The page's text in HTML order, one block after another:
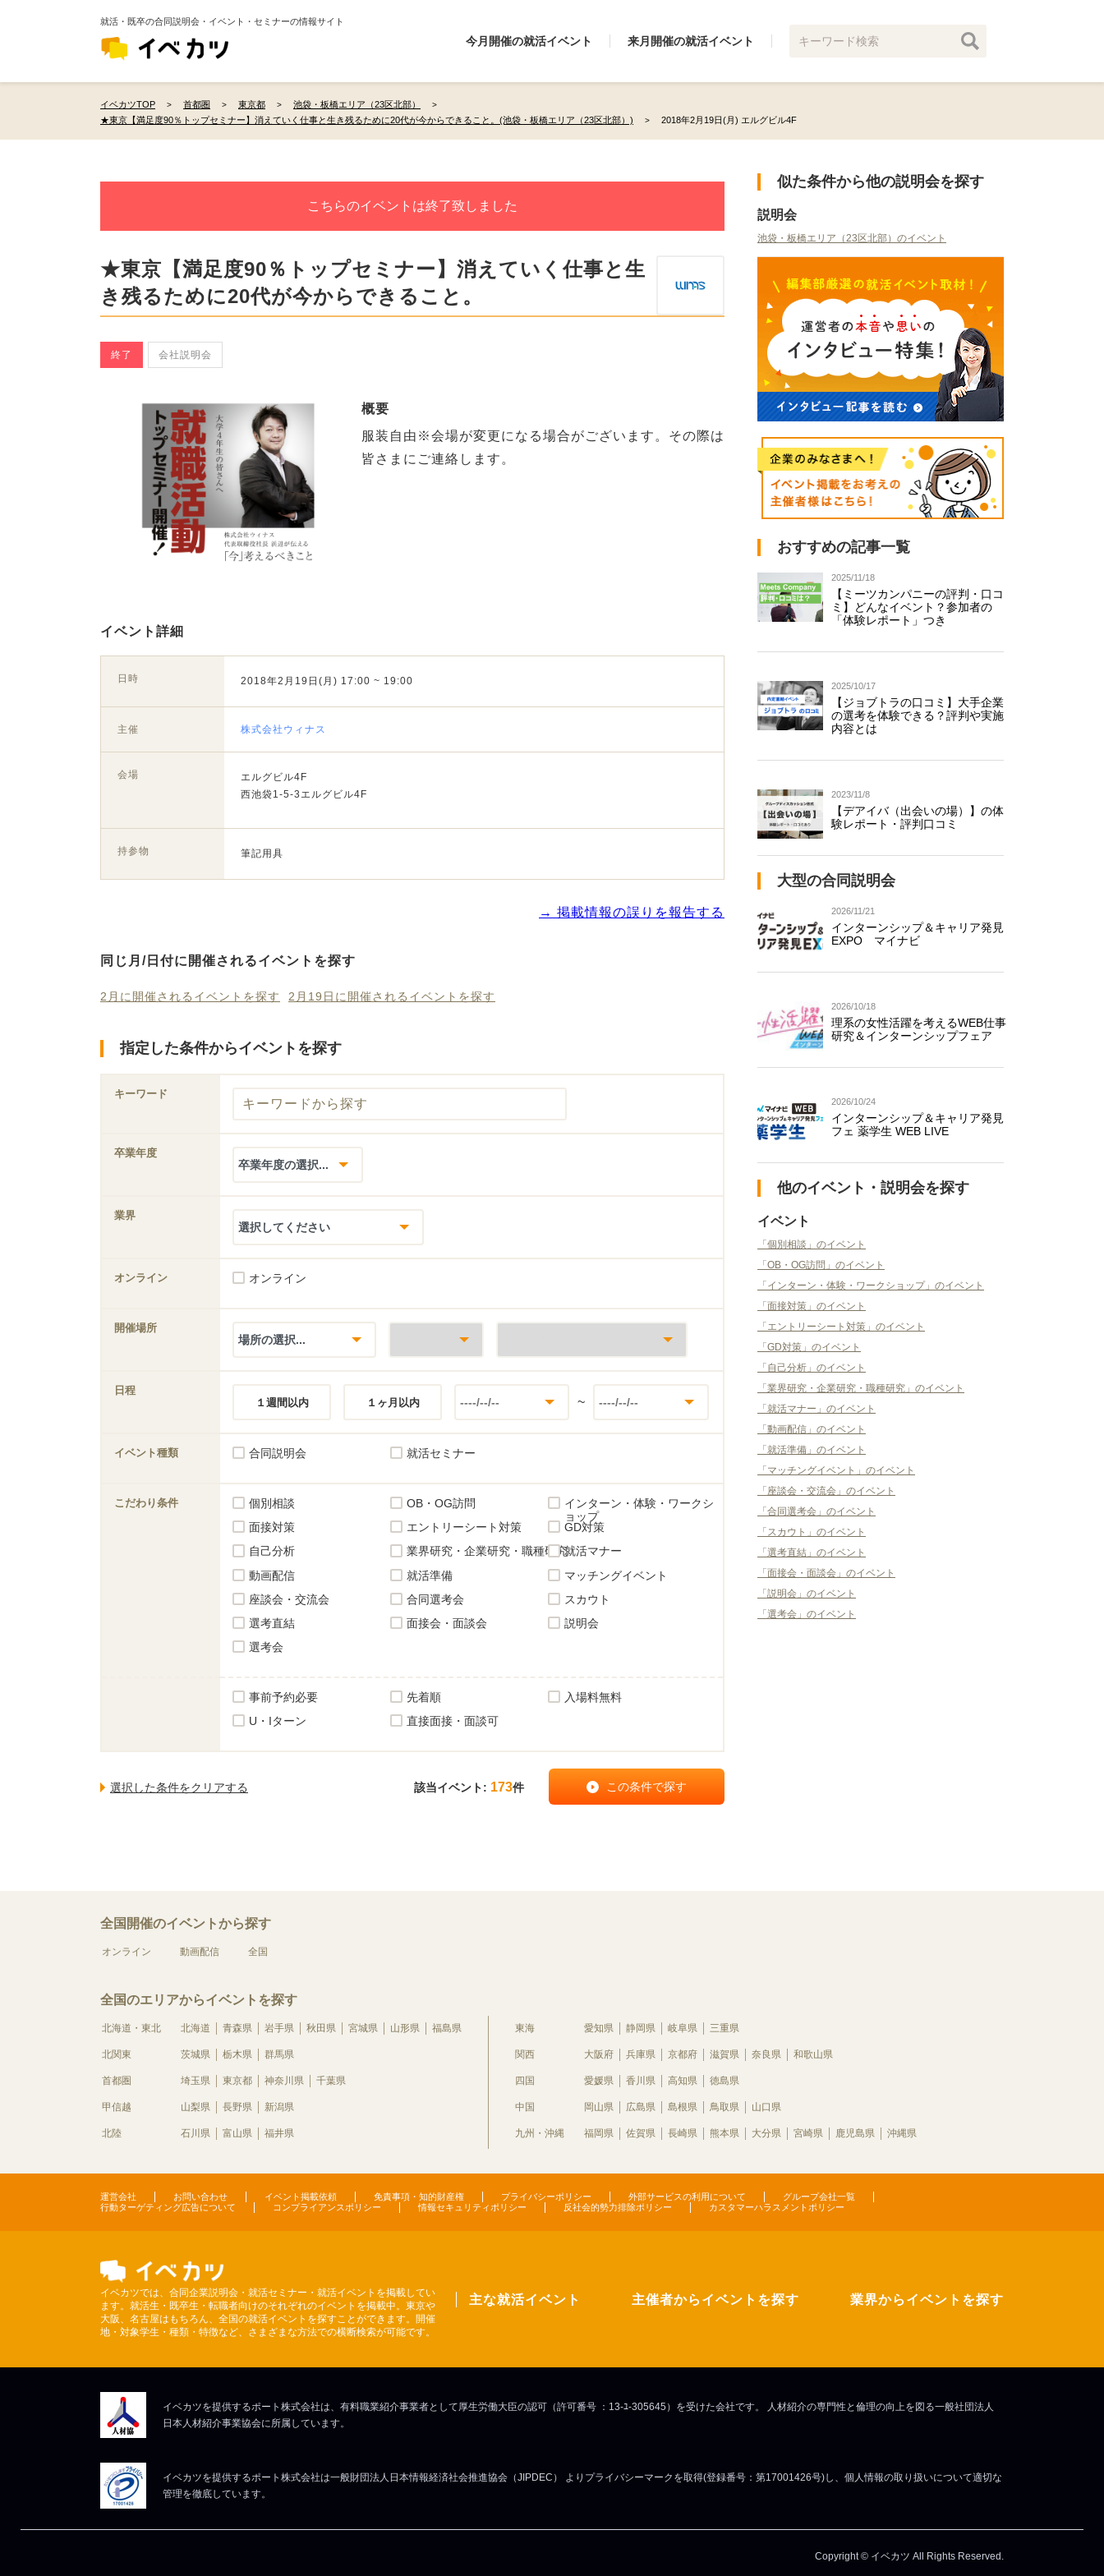
就活・既卒の合同説明会・イベント・セミナーの情報サイト
今月開催の就活イベント 来月開催の就活イベント
イベカツTOP 首都圏 東京都
池袋・板橋エリア（23区北部）
★東京【満足度90％トップセミナー】消えていく仕事と生き残るために20代が今からできること。(池袋・板橋エリア（23区北部）)
2018年2月19日(月) エルグビル4F
こちらのイベントは終了致しました
★東京【満足度90％トップセミナー】消えていく仕事と生
き残るために20代が今からできること。
終了 会社説明会
概要
服装自由※会場が変更になる場合がございます。その際は
皆さまにご連絡します。
イベント詳細
日時 2018年2月19日(月) 17:00 ~ 19:00
主催 株式会社ウィナス
会場
エルグビル4F
西池袋1-5-3エルグビル4F
持参物 筆記用具
→ 掲載情報の誤りを報告する
同じ月/日付に開催されるイベントを探す
2月に開催されるイベントを探す 2月19日に開催されるイベントを探す
指定した条件からイベントを探す
キーワード
卒業年度
業界
オンライン オンライン
開催場所
日程
１週間以内
１ヶ月以内 ~
イベント種類 合同説明会 就活セミナー
こだわり条件 個別相談 OB・OG訪問
インターン・体験・ワークシ
ョップ
面接対策
エントリーシート対策
GD対策
自己分析
業界研究・企業研究・職種研究就活マナー
動画配信
就活準備
マッチングイベント
座談会・交流会
合同選考会
スカウト
選考直結
面接会・面談会
説明会
選考会
事前予約必要 先着順
入場料無料
U・Iターン
直接面接・面談可
該当イベント: 173件
似た条件から他の説明会を探す
説明会
池袋・板橋エリア（23区北部）のイベント
おすすめの記事一覧
2025/11/18
【ミーツカンパニーの評判・口コ
ミ】どんなイベント？参加者の
「体験レポート」つき
2025/10/17
【ジョブトラの口コミ】大手企業
の選考を体験できる？評判や実施
内容とは
2023/11/8
【デアイバ（出会いの場）】の体
験レポート・評判口コミ
大型の合同説明会
2026/11/21
インターンシップ＆キャリア発見
EXPO マイナビ
2026/10/18
理系の女性活躍を考えるWEB仕事
研究＆インターンシップフェア
2026/10/24
インターンシップ＆キャリア発見
フェ 薬学生 WEB LIVE
他のイベント・説明会を探す
イベント
「個別相談」のイベント
「OB・OG訪問」のイベント
「インターン・体験・ワークショップ」のイベント
「面接対策」のイベント
「エントリーシート対策」のイベント
「GD対策」のイベント
「自己分析」のイベント
「業界研究・企業研究・職種研究」のイベント
「就活マナー」のイベント
「動画配信」のイベント
「就活準備」のイベント
「マッチングイベント」のイベント
「座談会・交流会」のイベント
「合同選考会」のイベント
「スカウト」のイベント
「選考直結」のイベント
「面接会・面談会」のイベント
「説明会」のイベント
「選考会」のイベント
全国開催のイベントから探す
オンライン 動画配信 全国
全国のエリアからイベントを探す
北海道・東北 北海道 青森県 岩手県 秋田県 宮城県 山形県 福島県
北関東 茨城県 栃木県 群馬県
首都圏 埼玉県 東京都 神奈川県 千葉県
甲信越 山梨県 長野県 新潟県
北陸 石川県 富山県 福井県
東海 愛知県 静岡県 岐阜県 三重県
関西 大阪府 兵庫県 京都府 滋賀県 奈良県 和歌山県
四国 愛媛県 香川県 高知県 徳島県
中国 岡山県 広島県 島根県 鳥取県 山口県
九州・沖縄 福岡県 佐賀県 長崎県 熊本県 大分県 宮崎県 鹿児島県 沖縄県
運営会社 お問い合わせ イベント掲載依頼 免責事項・知的財産権 プライバシーポリシー 外部サービスの利用について
グループ会社一覧
行動ターゲティング広告について
コンプライアンスポリシー 情報セキュリティポリシー 反社会的勢力排除ポリシー カスタマーハラスメントポリシー
イベカツでは、合同企業説明会・就活セミナー・就活イベントを掲載してい
ます。就活生・既卒生・転職者向けのそれぞれのイベントを掲載中。東京や
大阪、名古屋はもちろん、全国の就活イベントを探すことができます。開催
地・対象学生・種類・特徴など、さまざまな方法での横断検索が可能です。
主な就活イベント 主催者からイベントを探す 業界からイベントを探す